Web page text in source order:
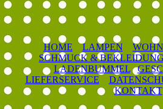
HOME LAMPEN
SCHMUCK & BEKLEIDUNG
LADENBUMMEL
LIEFERSERVICE
KONTAKT